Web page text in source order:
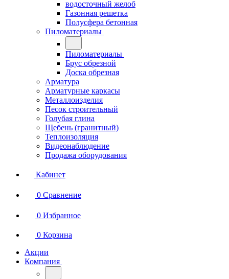
водосточный желоб
Газонная решетка
Полусфера бетонная
Пиломатериалы
Пиломатериалы
Брус обрезной
Доска обрезная
Арматура
Арматурные каркасы
Металлоизделия
Песок строительный
Голубая глина
Щебень (гранитный)
Теплоизоляция
Видеонаблюдение
Продажа оборудования
Кабинет
0 Сравнение
0 Избранное
0 Корзина
Акции
Компания